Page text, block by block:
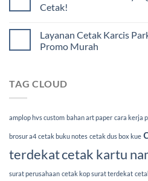
Cetak!
Layanan Cetak Karcis
Promo Murah
TAG CLOUD
amplop hvs custom bahan art paper cara kerja
brosur a4 cetak buku notes cetak dus box kue
terdekatcetak kartu
surat perusahaan cetak kop surat terdekat